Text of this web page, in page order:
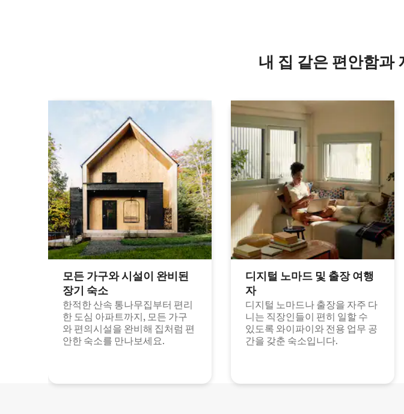
내 집 같은 편안함과
모든 가구와 시설이 완비된
장기 숙소
한적한 산속 통나무집부터 편리
한 도심 아파트까지, 모든 가구
와 편의시설을 완비해 집처럼 편
안한 숙소를 만나보세요.
디지털 노마드 및 출장 여행
자
디지털 노마드나 출장을 자주 다
니는 직장인들이 편히 일할 수
있도록 와이파이와 전용 업무 공
간을 갖춘 숙소입니다.